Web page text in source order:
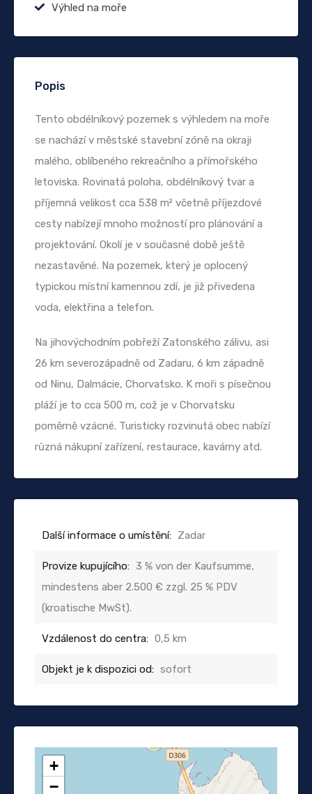
Výhled na moře
Popis
Tento obdélníkový pozemek s výhledem na moře
se nachází v městské stavební zóně na okraji
malého, oblíbeného rekreačního a přímořského
letoviska. Rovinatá poloha, obdélníkový tvar a
příjemná velikost cca 538 m² včetně příjezdové
cesty nabízejí mnoho možností pro plánování a
projektování. Okolí je v současné době ještě
nezastavěné. Na pozemek, který je oplocený
typickou místní kamennou zdí, je již přivedena
voda, elektřina a telefon.
Na jihovýchodním pobřeží Zatonského zálivu, asi
26 km severozápadně od Zadaru, 6 km západně
od Ninu, Dalmácie, Chorvatsko. K moři s písečnou
pláží je to cca 500 m, což je v Chorvatsku
poměrně vzácné. Turisticky rozvinutá obec nabízí
různá nákupní zařízení, restaurace, kavárny atd.
Další informace o umístění: Zadar
Provize kupujícího: 3 % von der Kaufsumme,
mindestens aber 2.500 € zzgl. 25 % PDV
(kroatische MwSt).
Vzdálenost do centra: 0,5 km
Objekt je k dispozici od: sofort
+
−